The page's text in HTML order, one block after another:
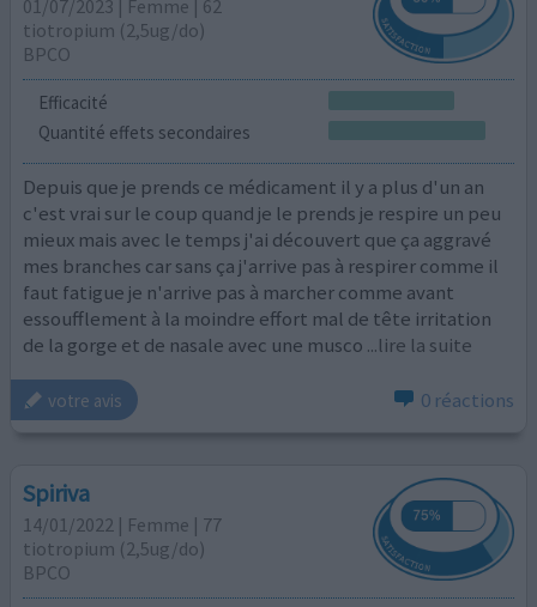
01/07/2023 | Femme | 62
tiotropium (2,5ug/do)
BPCO
Efficacité
Quantité effets secondaires
Depuis que je prends ce médicament il y a plus d'un an
c'est vrai sur le coup quand je le prends je respire un peu
mieux mais avec le temps j'ai découvert que ça aggravé
mes branches car sans ça j'arrive pas à respirer comme il
faut fatigue je n'arrive pas à marcher comme avant
essoufflement à la moindre effort mal de tête irritation
de la gorge et de nasale avec une musco ...lire la suite
votre avis 0 réactions
Spiriva
14/01/2022 | Femme | 77
tiotropium (2,5ug/do)
BPCO